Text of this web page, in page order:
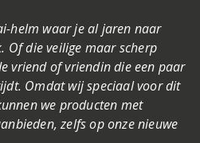
helm waar je al jaren naar
Of die veilige maar scherp
vriend of vriendin die een paar
Omdat wij speciaal voor dit
we producten met
zelfs op onze nieuwe